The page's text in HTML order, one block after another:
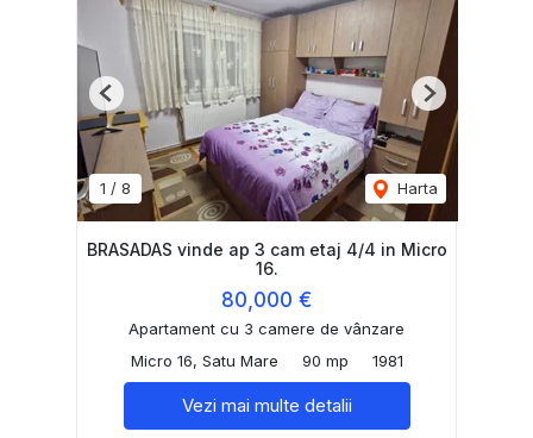
1 / 8 Harta
Previous Next
BRASADAS vinde ap 3 cam etaj 4/4 in Micro
16.
80,000 €
Apartament cu 3 camere de vânzare
Micro 16, Satu Mare
90 mp 1981
Vezi mai multe detalii